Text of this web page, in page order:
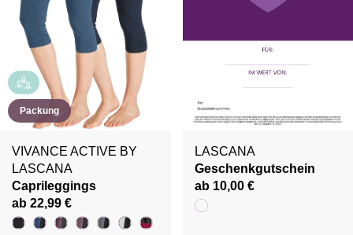
Packung
VIVANCE ACTIVE BY
LASCANA
Caprileggings
ab 22,99 €
LASCANA
Geschenkgutschein
ab 10,00 €